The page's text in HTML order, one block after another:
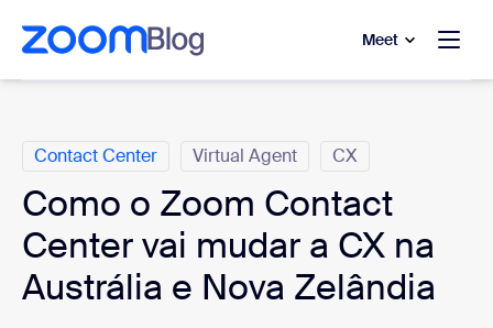
principal
chat de ajuda
Meet
Contact Center Virtual Agent CX
Como o Zoom Contact
Center vai mudar a CX na
Austrália e Nova Zelândia